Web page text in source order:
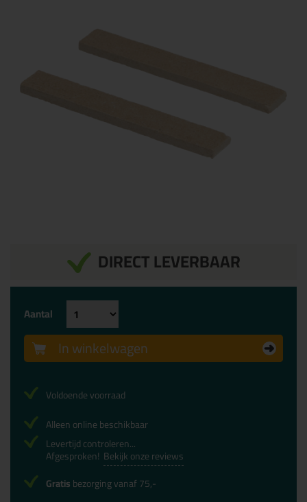
DIRECT LEVERBAAR
Aantal
In winkelwagen
Voldoende voorraad
Alleen online beschikbaar
Levertijd controleren...
Afgesproken! Bekijk onze reviews
Gratisbezorging vanaf 75,-